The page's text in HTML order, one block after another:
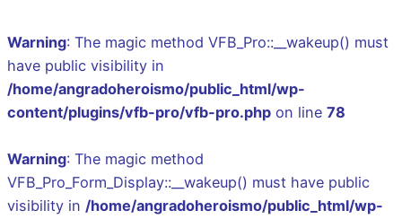
Warning: The magic method VFB_Pro::__wakeup() must
have public visibility in
/home/angradoheroismo/public_html/wp-
content/plugins/vfb-pro/vfb-pro.php on line 78
Warning: The magic method
VFB_Pro_Form_Display::__wakeup() must have public
visibility in /home/angradoheroismo/public_html/wp-